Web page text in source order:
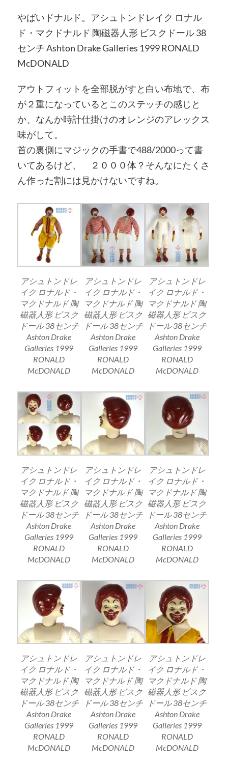
やばいドナルド。アシュトンドレイク ロナル
ド・マクドナルド 陶磁器人形 ビスクドール 38
センチ Ashton Drake Galleries 1999 RONALD
McDONALD
アウトフィットを全部脱がすと白い布地で、布
が２重になっているとこのステッチの感じと
か、なんか時計仕掛けのオレンジのアレックス
味がして。
首の裏側にマジックの手書で488/2000って書
いてあるけど、 ２０００体？そんなにたくさ
ん作った割には見かけないですね。
アシュトンドレ
イク ロナルド・
マクドナルド 陶
磁器人形 ビスク
ドール 38センチ
Ashton Drake
Galleries 1999
RONALD
McDONALD
アシュトンドレ
イク ロナルド・
マクドナルド 陶
磁器人形 ビスク
ドール 38センチ
Ashton Drake
Galleries 1999
RONALD
McDONALD
アシュトンドレ
イク ロナルド・
マクドナルド 陶
磁器人形 ビスク
ドール 38センチ
Ashton Drake
Galleries 1999
RONALD
McDONALD
アシュトンドレ
イク ロナルド・
マクドナルド 陶
磁器人形 ビスク
ドール 38センチ
Ashton Drake
Galleries 1999
RONALD
McDONALD
アシュトンドレ
イク ロナルド・
マクドナルド 陶
磁器人形 ビスク
ドール 38センチ
Ashton Drake
Galleries 1999
RONALD
McDONALD
アシュトンドレ
イク ロナルド・
マクドナルド 陶
磁器人形 ビスク
ドール 38センチ
Ashton Drake
Galleries 1999
RONALD
McDONALD
アシュトンドレ
イク ロナルド・
マクドナルド 陶
磁器人形 ビスク
ドール 38センチ
Ashton Drake
Galleries 1999
RONALD
McDONALD
アシュトンドレ
イク ロナルド・
マクドナルド 陶
磁器人形 ビスク
ドール 38センチ
Ashton Drake
Galleries 1999
RONALD
McDONALD
アシュトンドレ
イク ロナルド・
マクドナルド 陶
磁器人形 ビスク
ドール 38センチ
Ashton Drake
Galleries 1999
RONALD
McDONALD